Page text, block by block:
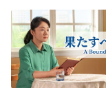
分が最終判断を
ず、働きの責任
りにしてしまう
も協力しません